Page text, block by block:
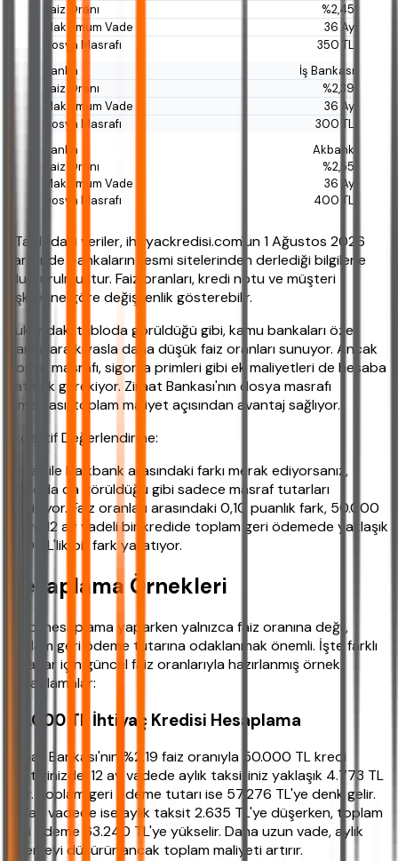
%2,45
36 Ay
350 TL
İş Bankası
%2,39
36 Ay
300 TL
Akbank
%2,55
36 Ay
400 TL
*Tablodaki veriler, ihtiyackredisi.com'un 1 Ağustos 2026
tarihinde bankaların resmi sitelerinden derlediği bilgilerle
oluşturulmuştur. Faiz oranları, kredi notu ve müşteri
ilişkilerine göre değişkenlik gösterebilir.
Yukarıdaki tabloda görüldüğü gibi, kamu bankaları özel
bankalara kıyasla daha düşük faiz oranları sunuyor. Ancak
dosya masrafı, sigorta primleri gibi ek maliyetleri de hesaba
katmak gerekiyor. Ziraat Bankası'nın dosya masrafı
almaması, toplam maliyet açısından avantaj sağlıyor.
Proaktif Değerlendirme:
Ziraat ile Halkbank arasındaki farkı merak ediyorsanız,
tabloda da görüldüğü gibi sadece masraf tutarları
değişiyor. Faiz oranları arasındaki 0,10 puanlık fark, 50.000
TL ve 12 ay vadeli bir kredide toplam geri ödemede yaklaşık
300 TL'lik bir fark yaratıyor.
Hesaplama Örnekleri
Kredi hesaplama yaparken yalnızca faiz oranına değil,
toplam geri ödeme tutarına odaklanmak önemli. İşte farklı
tutarlar için güncel faiz oranlarıyla hazırlanmış örnek
hesaplamalar:
50.000 TL İhtiyaç Kredisi Hesaplama
Ziraat Bankası'nın %2,19 faiz oranıyla 50.000 TL kredi
çektiğinizde, 12 ay vadede aylık taksitiniz yaklaşık 4.773 TL
olur. Toplam geri ödeme tutarı ise 57.276 TL'ye denk gelir.
24 ay vadede ise aylık taksit 2.635 TL'ye düşerken, toplam
geri ödeme 63.240 TL'ye yükselir. Daha uzun vade, aylık
ödemeyi düşürür ancak toplam maliyeti artırır.